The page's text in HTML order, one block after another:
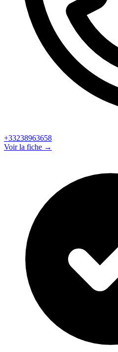
+33238963658
Voir la fiche →